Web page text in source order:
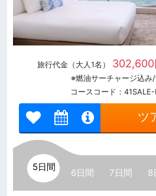
旅行代金（大人1名） 302,600
※燃油サーチャージ込み/
コースコード：
ツ
5日間
6日間 7日間 8